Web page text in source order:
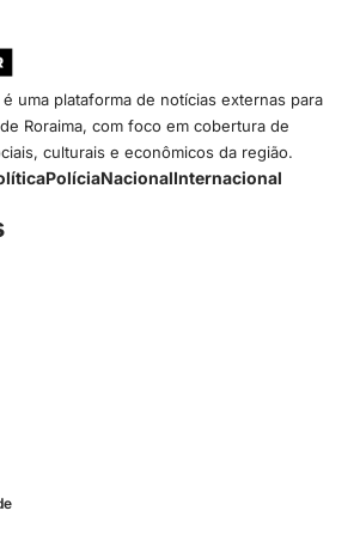
é uma plataforma de notícias externas para
Roraima, com foco em cobertura de
culturais e econômicos da região.
PolíciaNacionalInternacional